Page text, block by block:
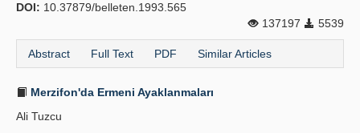
DOI: 10.37879/belleten.1993.565
137197
5539
Abstract Full Text PDF Similar Articles
Merzifon'da Ermeni Ayaklanmaları
Ali Tuzcu